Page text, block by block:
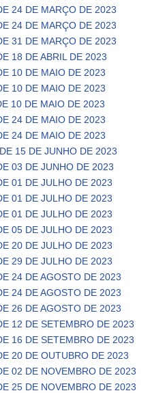
24 DE MARÇO DE 2023
24 DE MARÇO DE 2023
31 DE MARÇO DE 2023
18 DE ABRIL DE 2023
10 DE MAIO DE 2023
10 DE MAIO DE 2023
10 DE MAIO DE 2023
24 DE MAIO DE 2023
24 DE MAIO DE 2023
15 DE JUNHO DE 2023
03 DE JUNHO DE 2023
01 DE JULHO DE 2023
01 DE JULHO DE 2023
01 DE JULHO DE 2023
05 DE JULHO DE 2023
20 DE JULHO DE 2023
29 DE JULHO DE 2023
24 DE AGOSTO DE 2023
24 DE AGOSTO DE 2023
26 DE AGOSTO DE 2023
12 DE SETEMBRO DE 2023
16 DE SETEMBRO DE 2023
20 DE OUTUBRO DE 2023
02 DE NOVEMBRO DE 2023
25 DE NOVEMBRO DE 2023